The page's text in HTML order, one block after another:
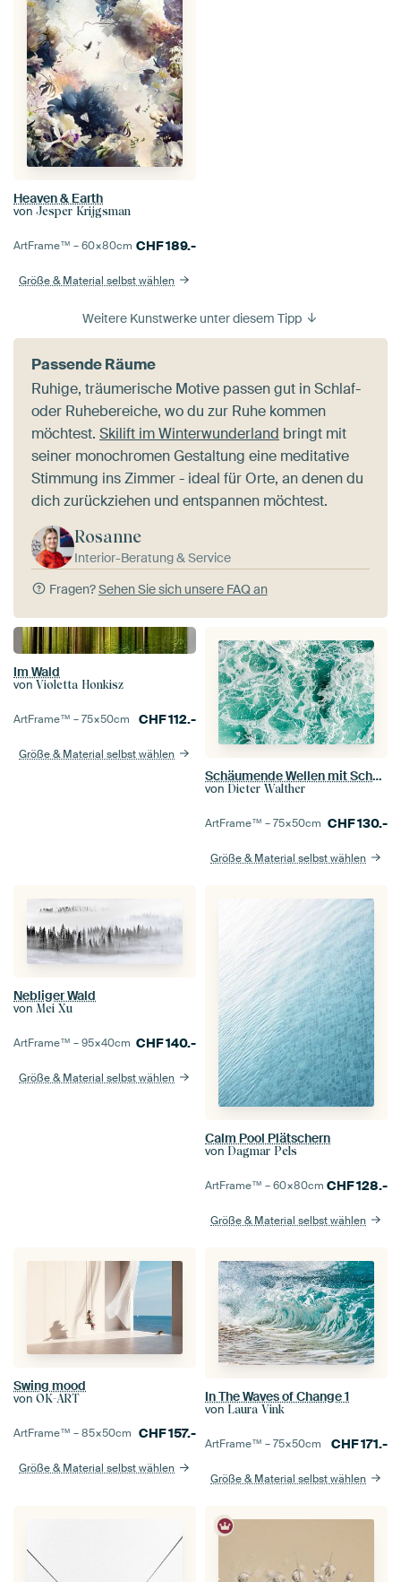
Heaven & Earth
von Jesper Krijgsman
ArtFrame™ –60×80cm CHF189.-
Größe & Material selbst wählen
Weitere Kunstwerke unter diesem Tipp
Passende Räume
Ruhige, träumerische Motive passen gut in Schlaf-
oder Ruhebereiche, wo du zur Ruhe kommen
möchtest. Skilift im Winterwunderland bringt mit
seiner monochromen Gestaltung eine meditative
Stimmung ins Zimmer - ideal für Orte, an denen du
dich zurückziehen und entspannen möchtest.
Rosanne
Interior-Beratung & Service
Fragen?Sehen Sie sich unsere FAQ an
Im Wald
von Violetta Honkisz
ArtFrame™ –75×50cm CHF112.-
Größe & Material selbst wählen
Schäumende Wellen mit Schaumkronen in Türkis abstrakt
von Dieter Walther
ArtFrame™ –75×50cm CHF130.-
Größe & Material selbst wählen
Nebliger Wald
von Mei Xu
ArtFrame™ –95×40cm CHF140.-
Größe & Material selbst wählen
Calm Pool Plätschern
von Dagmar Pels
ArtFrame™ –60×80cm CHF128.-
Größe & Material selbst wählen
Swing mood
von OK-ART
ArtFrame™ –85×50cm CHF157.-
Größe & Material selbst wählen
In The Waves of Change 1
von Laura Vink
ArtFrame™ –75×50cm CHF171.-
Größe & Material selbst wählen